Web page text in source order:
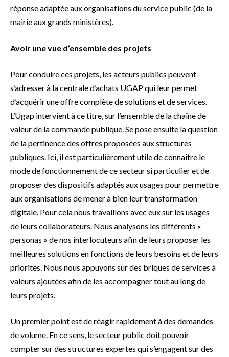
réponse adaptée aux organisations du service public (de la
mairie aux grands ministères).
Avoir une vue d’ensemble des projets
Pour conduire ces projets, les acteurs publics peuvent
s’adresser à la centrale d’achats UGAP qui leur permet
d’acquérir une offre complète de solutions et de services.
L’Ugap intervient à ce titre, sur l’ensemble de la chaîne de
valeur de la commande publique. Se pose ensuite la question
de la pertinence des offres proposées aux structures
publiques. Ici, il est particulièrement utile de connaître le
mode de fonctionnement de ce secteur si particulier et de
proposer des dispositifs adaptés aux usages pour permettre
aux organisations de mener à bien leur transformation
digitale. Pour cela nous travaillons avec eux sur les usages
de leurs collaborateurs. Nous analysons les différents «
personas » de nos interlocuteurs afin de leurs proposer les
meilleures solutions en fonctions de leurs besoins et de leurs
priorités. Nous nous appuyons sur des briques de services à
valeurs ajoutées afin de les accompagner tout au long de
leurs projets.
Un premier point est de réagir rapidement à des demandes
de volume. En ce sens, le secteur public doit pouvoir
compter sur des structures expertes qui s’engagent sur des